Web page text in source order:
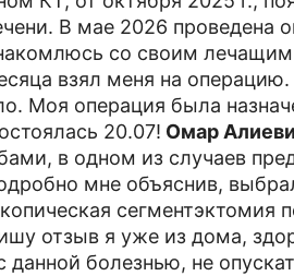
В мае 2026 проведена
со своим
взял меня на операцию.
Моя операция была
20.07! Омар
в одном из случаев
мне объяснив,
сегментэктомия
отзыв я уже из дома,
болезнью, не